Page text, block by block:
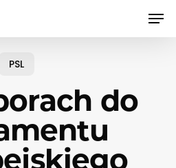
PSL
do